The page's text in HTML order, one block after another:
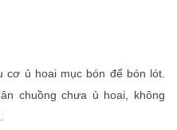
ủ hoai mục bón để bón lót.
chuồng chưa ủ hoai, không